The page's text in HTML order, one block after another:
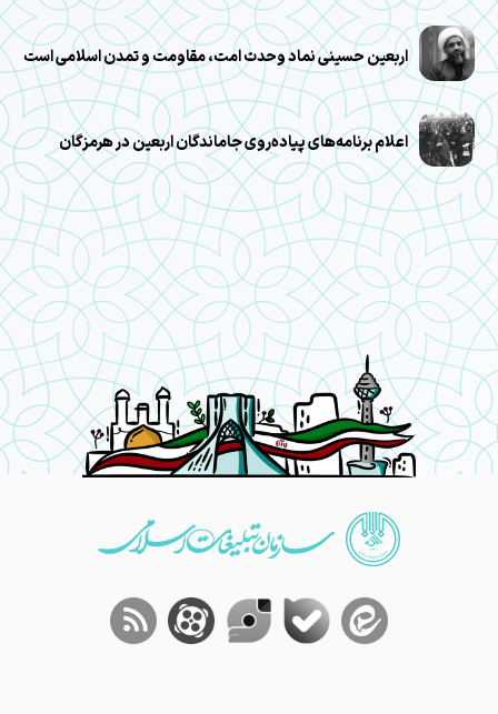
اربعین حسینی نماد وحدت امت، مقاومت و تمدن اسلامی است
اعلام برنامه‌های پیاده‌روی جاماندگان اربعین در هرمزگان